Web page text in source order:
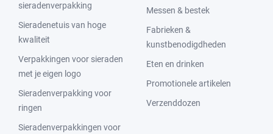
sieradenverpakking
Sieradenetuis van hoge
kwaliteit
Verpakkingen voor sieraden
met je eigen logo
Sieradenverpakking voor
ringen
Sieradenverpakkingen voor
Messen & bestek
Fabrieken &
kunstbenodigdheden
Eten en drinken
Promotionele artikelen
Verzenddozen